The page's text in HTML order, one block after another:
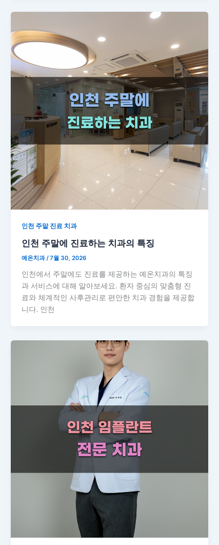
인천 주말 진료 치과
인천 주말에 진료하는 치과의 특징
예온치과/7월 30, 2026
인천에서 주말에도 진료를 제공하는 예온치과의 특징
과 서비스에 대해 알아보세요. 환자 중심의 맞춤형 진
료와 체계적인 사후관리로 편안한 치과 경험을 제공합
니다. 인천